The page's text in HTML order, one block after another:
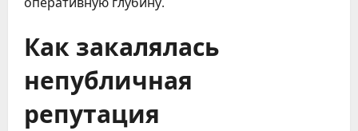
Как закалялась
непубличная
репутация